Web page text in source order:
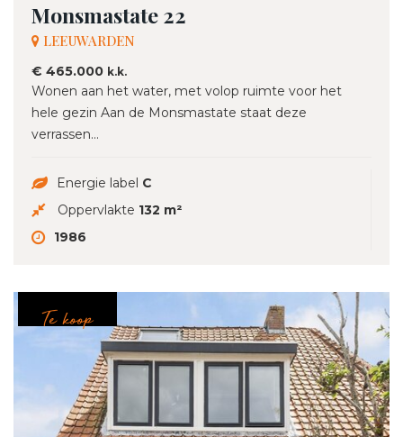
Monsmastate 22
LEEUWARDEN
€ 465.000 k.k.
Wonen aan het water, met volop ruimte voor het
hele gezin Aan de Monsmastate staat deze
verrassen...
Energie label C
Oppervlakte 132 m²
1986
Te koop